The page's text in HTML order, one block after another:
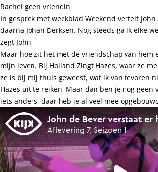
Rachel geen vriendin
In gesprek met weekblad Weekend vertelt
daarna Johan Derksen. Nog steeds ga ik elke
zegt John.
Maar hoe zit het met de vriendschap van hem
mijn leven. Bij Holland Zingt Hazes, waar ze
ze is bij mij thuis geweest, wat ik van tevoren
Hazes uit te reiken. Maar dan ben je nog
iets anders, daar heb je al veel mee